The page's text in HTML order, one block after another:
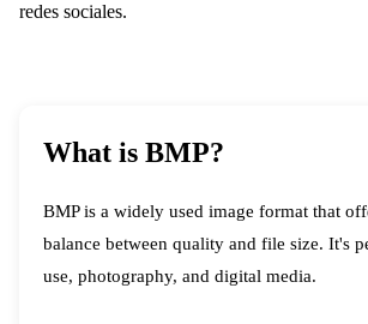
redes sociales.
What is BMP?
BMP is a widely used image format that
balance between quality and file size. It's
use, photography, and digital media.